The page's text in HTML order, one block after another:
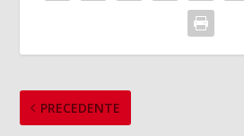
PRECEDENTE